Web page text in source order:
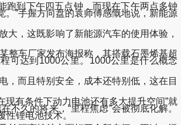
到下午四五点钟，而现在下午两点多钟
”手握方向盘的袁师傅感慨地说，新能源
，这既影响了新能源汽车的使用体验，
整车厂家发布海报称，其搭载石墨烯基超
可达到1000公里。1000公里是什么概念
而且特别安全，成本还特别低，这在目
有条件下动力电池还有多大提升空间”就
不久的将来，“里程焦虑”会被彻底化解。
性锂电池技术。